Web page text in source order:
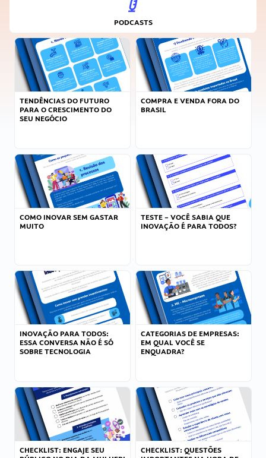
PODCASTS
TENDÊNCIAS DO FUTURO
PARA O CRESCIMENTO DO
SEU NEGÓCIO
COMPRA E VENDA FORA DO
BRASIL
COMO INOVAR SEM GASTAR
MUITO
TESTE – VOCÊ SABIA QUE
INOVAÇÃO É PARA TODOS?
INOVAÇÃO PARA TODOS:
ESSA CONVERSA NÃO É SÓ
SOBRE TECNOLOGIA
CATEGORIAS DE EMPRESAS:
EM QUAL VOCÊ SE
ENQUADRA?
CHECKLIST: ENGAJE SEU
CHECKLIST: QUESTÕES